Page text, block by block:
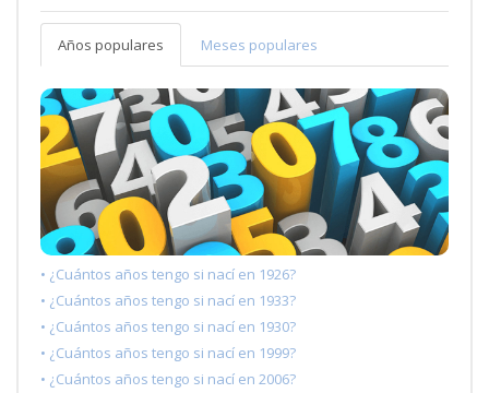
Años populares Meses populares
• ¿Cuántos años tengo si nací en 1926?
• ¿Cuántos años tengo si nací en 1933?
• ¿Cuántos años tengo si nací en 1930?
• ¿Cuántos años tengo si nací en 1999?
• ¿Cuántos años tengo si nací en 2006?